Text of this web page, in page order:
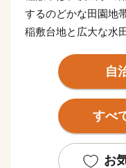
するのどかな田園地
稲敷台地と広大な水
盛んです。
特産品は、国の地理
れている「江戸崎か
園芸によるトマト栽
チモチした食感が特
自
すべ
お